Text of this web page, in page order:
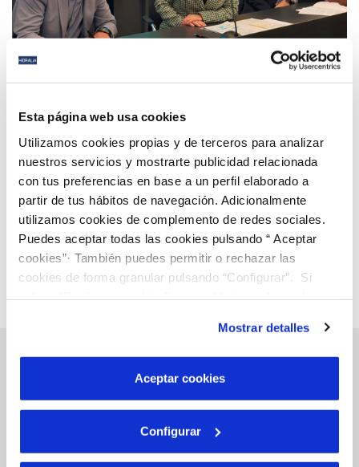
Esta página web usa cookies
Utilizamos cookies propias y de terceros para analizar
nuestros servicios y mostrarte publicidad relacionada
con tus preferencias en base a un perfil elaborado a
partir de tus hábitos de navegación. Adicionalmente
utilizamos cookies de complemento de redes sociales.
Puedes aceptar todas las cookies pulsando “ Aceptar
cookies”· También puedes permitir o rechazar las
cookies de forma granular pulsando “Configurar”. Si
son indispensables para que el sitio web funcione y que
por tanto no se pueden desactivar. Puedes consultar
más información en nuestraPolítica de Cookies
Mostrar detalles
Aceptar cookies
Configurar
El Pacto Social ya es una realidad e impulsa
apoyo para la creación de negocios o la apuesta
por la transformación digital
Página 38 de 112
Anterior Siguiente
Gestiones Online
FACTURAS, PAGOS Y CONSUMOS